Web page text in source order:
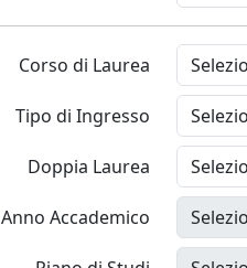
Corso di Laurea
Tipo di Ingresso
Doppia Laurea
Anno Accademico